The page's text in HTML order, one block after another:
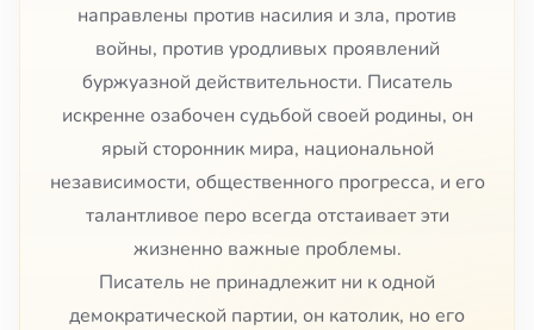
направлены против насилия и зла, против
войны, против уродливых проявлений
буржуазной действительности. Писатель
искренне озабочен судьбой своей родины, он
ярый сторонник мира, национальной
независимости, общественного прогресса, и его
талантливое перо всегда отстаивает эти
жизненно важные проблемы.
Писатель не принадлежит ни к одной
демократической партии, он католик, но его